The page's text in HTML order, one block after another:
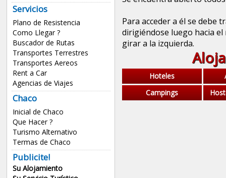
Servicios
Plano de Resistencia
Como Llegar ?
Buscador de Rutas
Transportes Terrestres
Transportes Aereos
Rent a Car
Agencias de Viajes
Chaco
Inicial de Chaco
Que Hacer ?
Turismo Alternativo
Termas de Chaco
Publicite!
Su Alojamiento
Para acceder a él se debe
dirigiéndose luego hacia
girar a la izquierda.
Hoteles
Campings